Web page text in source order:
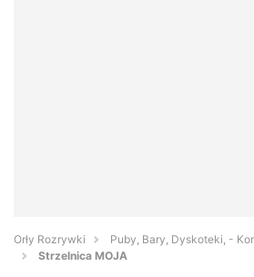
Orły Rozrywki
Puby, Bary, Dyskoteki, -
Strzelnica MOJA